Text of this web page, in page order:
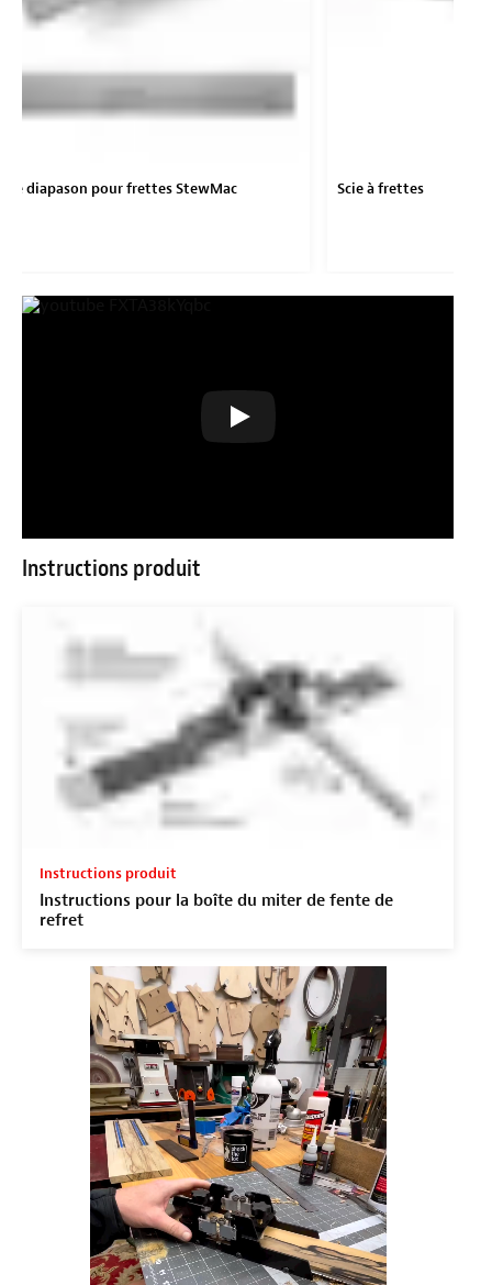
de diapason pour frettes StewMac Scie à frettes
Instructions produit
Instructions produit
Instructions pour la boîte du miter de fente de
refret